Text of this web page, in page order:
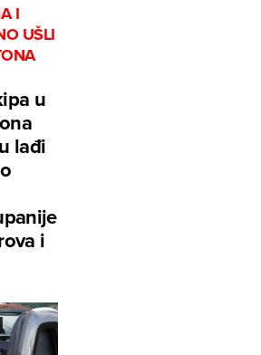
I
UŠLI
u
lađi
i